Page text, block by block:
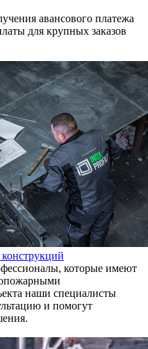
авансового платежа
для крупных заказов
которые имеют
наши специалисты
и помогут